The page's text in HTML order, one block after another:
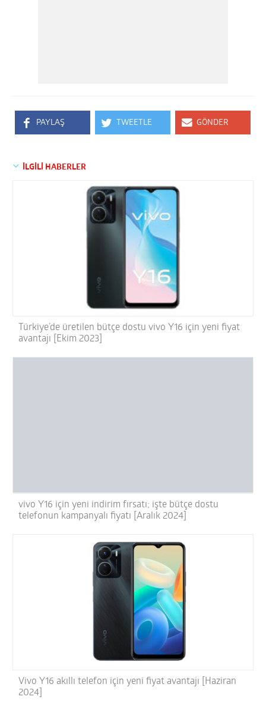
PAYLAŞ TWEETLE GÖNDER
İLGİLİ HABERLER
Türkiye’de üretilen bütçe dostu vivo Y16 için yeni fiyat
avantajı [Ekim 2023]
vivo Y16 için yeni indirim fırsatı; işte bütçe dostu
telefonun kampanyalı fiyatı [Aralık 2024]
Vivo Y16 akıllı telefon için yeni fiyat avantajı [Haziran
2024]